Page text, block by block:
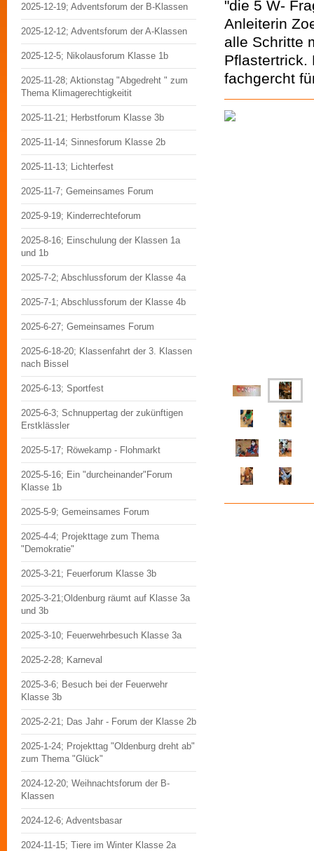
2025-12-19; Adventsforum der B-Klassen
2025-12-12; Adventsforum der A-Klassen
2025-12-5; Nikolausforum Klasse 1b
2025-11-28; Aktionstag "Abgedreht " zum
Thema Klimagerechtigkeitit
2025-11-21; Herbstforum Klasse 3b
2025-11-14; Sinnesforum Klasse 2b
2025-11-13; Lichterfest
2025-11-7; Gemeinsames Forum
2025-9-19; Kinderrechteforum
2025-8-16; Einschulung der Klassen 1a
und 1b
2025-7-2; Abschlussforum der Klasse 4a
2025-7-1; Abschlussforum der Klasse 4b
2025-6-27; Gemeinsames Forum
2025-6-18-20; Klassenfahrt der 3. Klassen
nach Bissel
2025-6-13; Sportfest
2025-6-3; Schnuppertag der zukünftigen
Erstklässler
2025-5-17; Röwekamp - Flohmarkt
2025-5-16; Ein "durcheinander"Forum
Klasse 1b
2025-5-9; Gemeinsames Forum
2025-4-4; Projekttage zum Thema
"Demokratie"
2025-3-21; Feuerforum Klasse 3b
2025-3-21;Oldenburg räumt auf Klasse 3a
und 3b
2025-3-10; Feuerwehrbesuch Klasse 3a
2025-2-28; Karneval
2025-3-6; Besuch bei der Feuerwehr
Klasse 3b
2025-2-21; Das Jahr - Forum der Klasse 2b
2025-1-24; Projekttag "Oldenburg dreht ab"
zum Thema "Glück"
2024-12-20; Weihnachtsforum der B-
Klassen
2024-12-6; Adventsbasar
2024-11-15; Tiere im Winter Klasse 2a
"die 5 W-
Anleiterin
alle Schritte
Pflastertrick.
fachgercht